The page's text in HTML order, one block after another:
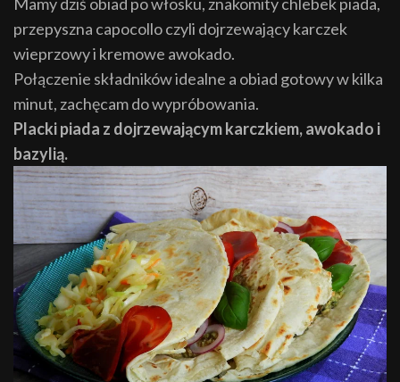
przepyszna capocollo czyli dojrzewający karczek
wieprzowy i kremowe awokado.
Połączenie składników idealne a obiad gotowy w kilka
minut, zachęcam do wypróbowania.
Placki piada z dojrzewającym karczkiem, awokado i
bazylią.